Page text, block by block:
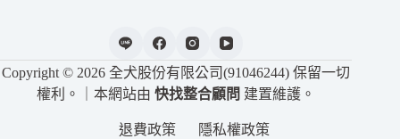
Copyright © 2026 全犬股份有限公司(91046244) 保留一切
權利。｜本網站由快找整合顧問 建置維護。
退費政策 隱私權政策